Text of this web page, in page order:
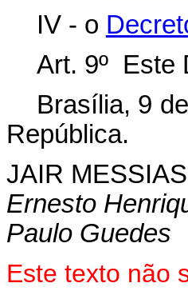
IV - o
Art. 9º Este
Brasília, 9
República.
JAIR
Ernesto
Paulo Guedes
Este texto não